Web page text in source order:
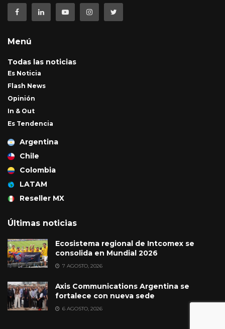
Menú
Todas las noticias
Es Noticia
Flash News
Opinión
In & Out
Es Tendencia
Argentina
Chile
Colombia
LATAM
Reseller MX
Últimas noticias
Ecosistema regional de Intcomex se
consolida en Mundial 2026
7 AGOSTO, 2026
Axis Communications Argentina se
fortalece con nueva sede
6 AGOSTO, 2026